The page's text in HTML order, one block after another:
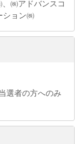
㈱アドバンスコ
ション㈱
選者の方へのみ